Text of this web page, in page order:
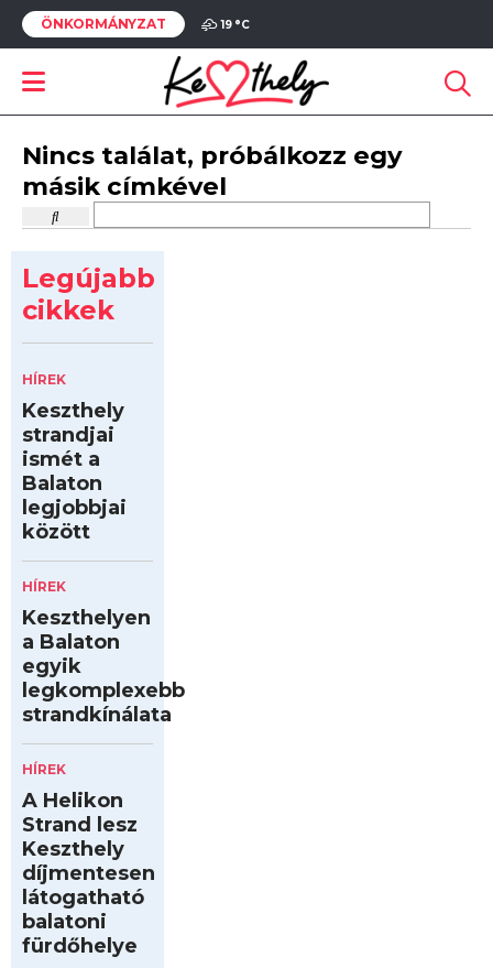
ÖNKORMÁNYZAT 19 °C
Nincs találat, próbálkozz egy
másik címkével
Legújabb
cikkek
HÍREK
Keszthely
strandjai
ismét a
Balaton
legjobbjai
között
HÍREK
Keszthelyen
a Balaton
egyik
legkomplexebb
strandkínálata
HÍREK
A Helikon
Strand lesz
Keszthely
díjmentesen
látogatható
balatoni
fürdőhelye